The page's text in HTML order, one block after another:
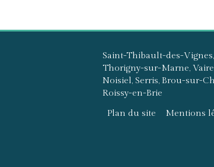
Saint-Thibault-des-
Thorigny-sur-Marne,
Noisiel, Serris, Brou-sur-
Roissy-en-Brie
Plan du site
Mentions